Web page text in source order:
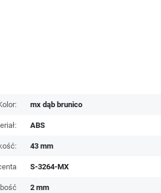
mx dąb brunico
ABS
43 mm
S-3264-MX
2 mm